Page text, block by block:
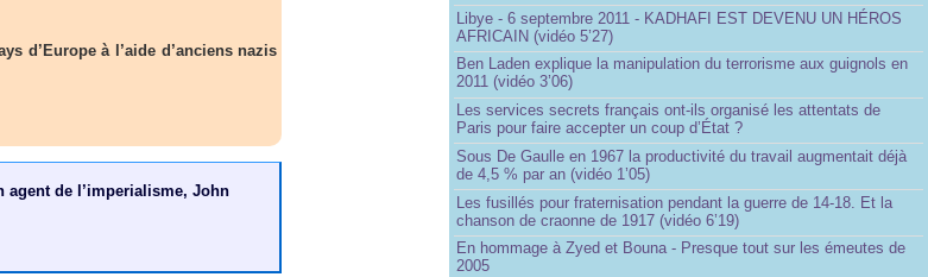
d’Europe à l’aide d’anciens nazis
agent de l’imperialisme, John
Libye - 6 septembre 2011 - KADHAFI EST DEVENU UN HÉROS
AFRICAIN (vidéo 5’27)
Ben Laden explique la manipulation du terrorisme aux guignols en
2011 (vidéo 3’06)
Les services secrets français ont-ils organisé les attentats de
Paris pour faire accepter un coup d’État ?
Sous De Gaulle en 1967 la productivité du travail augmentait déjà
de 4,5 % par an (vidéo 1’05)
Les fusillés pour fraternisation pendant la guerre de 14-18. Et la
chanson de craonne de 1917 (vidéo 6’19)
En hommage à Zyed et Bouna - Presque tout sur les émeutes de
2005